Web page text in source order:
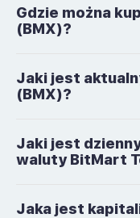
Gdzie można
(BMX)?
Jaki jest
(BMX)?
Jaki jest
waluty BitMart
Jaka jest